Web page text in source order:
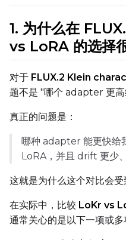
1. 为什么在
vs LoRA 的选择
对于 FLUX.2 Klein
题不是 "哪个 adapter 更高
真正的问题是：
哪种 adapter 能更快给
LoRA，并且 drift 更少
这就是为什么这个对比会受
在实际中，比较 LoKr vs
通常关心的是以下一项或多